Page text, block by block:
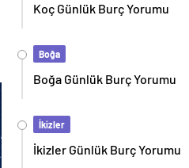
Koç Günlük Burç Yorumu
Boğa
Boğa Günlük Burç Yorumu
İkizler
İkizler Günlük Burç Yorumu